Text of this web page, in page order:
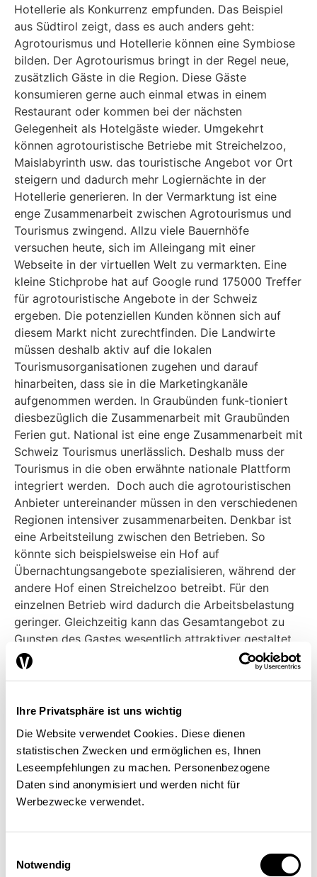
Ihre Privatsphäre ist uns wichtig
Die Website verwendet Cookies. Diese dienen
statistischen Zwecken und ermöglichen es, Ihnen
Leseempfehlungen zu machen. Personenbezogene
Daten sind anonymisiert und werden nicht für
Werbezwecke verwendet.
Notwendig
Hotellerie als Konkurrenz empfunden. Das Beispiel
aus Südtirol zeigt, dass es auch anders geht:
Agrotourismus und Hotellerie können eine Symbiose
bilden. Der Agrotourismus bringt in der Regel neue,
zusätzlich Gäste in die Region. Diese Gäste
konsumieren gerne auch einmal etwas in einem
Restaurant oder kommen bei der nächsten
Gelegenheit als Hotelgäste wieder. Umgekehrt
können agrotouristische Betriebe mit Streichelzoo,
Maislabyrinth usw. das touristische Angebot vor Ort
steigern und dadurch mehr Logiernächte in der
Hotellerie generieren. In der Vermarktung ist eine
enge Zusammenarbeit zwischen Agrotourismus und
Tourismus zwingend. Allzu viele Bauernhöfe
versuchen heute, sich im Alleingang mit einer
Webseite in der virtuellen Welt zu vermarkten. Eine
kleine Stichprobe hat auf Google rund 175000 Treffer
für agrotouristische Angebote in der Schweiz
ergeben. Die potenziellen Kunden können sich auf
diesem Markt nicht zurechtfinden. Die Landwirte
müssen deshalb aktiv auf die lokalen
Tourismusorganisationen zugehen und darauf
hinarbeiten, dass sie in die Marketingkanäle
aufgenommen werden. In Graubünden funk-tioniert
diesbezüglich die Zusammenarbeit mit Graubünden
Ferien gut. National ist eine enge Zusammenarbeit mit
Schweiz Tourismus unerlässlich. Deshalb muss der
Tourismus in die oben erwähnte nationale Plattform
integriert werden. Doch auch die agrotouristischen
Anbieter untereinander müssen in den verschiedenen
Regionen intensiver zusammenarbeiten. Denkbar ist
eine Arbeitsteilung zwischen den Betrieben. So
könnte sich beispielsweise ein Hof auf
Übernachtungsangebote spezialisieren, während der
andere Hof einen Streichelzoo betreibt. Für den
einzelnen Betrieb wird dadurch die Arbeitsbelastung
geringer. Gleichzeitig kann das Gesamtangebot zu
Gunsten des Gastes wesentlich attraktiver gestaltet
werden.
Qualitätssicherung!
In der Hotellerie sind Qualitätsstandards mit dem
Sternesystem schon lange etabliert. In benachbarten
beispielsweise mit Blumen gekennzeichnet. In der
keine einheitlichen Qualitätsstandards. Jeder